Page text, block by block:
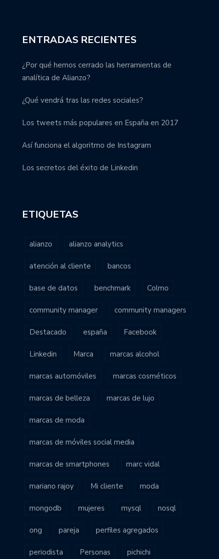
ENTRADAS RECIENTES
¿Por qué hemos cerrado las herramientas de
analítica de Alianzo?
¿Qué vendrá tras las redes sociales?
Los tweets más populares en España en 2017
Así funciona el algoritmo de Instagram
Los secretos del éxito de Linkedin
ETIQUETAS
alianzo alianzo analytics
atención al cliente bancos
base de datos benchmark Colmo
community manager community managers
Destacado españa Facebook
Linkedin Marca marcas alcohol
marcas automóviles marcas cosméticos
marcas de belleza marcas de lujo
marcas de moda
marcas de móviles social media
marcas de smartphones marc vidal
mariano rajoy Mi cliente moda
mongodb mujeres mysql nosql
ong pareja perfiles agregados
periodista Personas pichichi